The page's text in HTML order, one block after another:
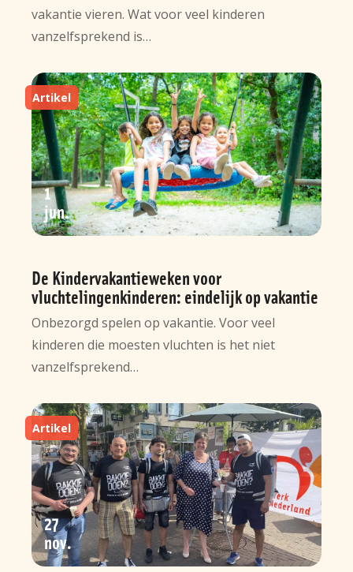
vakantie vieren. Wat voor veel kinderen
vanzelfsprekend is…
De Kindervakantieweken voor
vluchtelingenkinderen: eindelijk op vakantie
Artikel
1
jun
Onbezorgd spelen op vakantie. Voor veel
kinderen die moesten vluchten is het niet
vanzelfsprekend…
Artikel
27
nov